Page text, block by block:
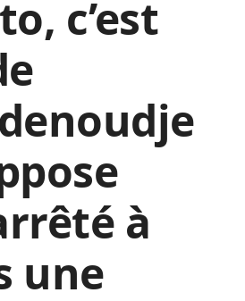
c’est
à
une